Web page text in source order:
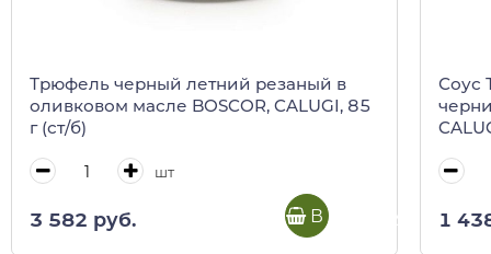
Трюфель черный летний резаный в
оливковом масле BOSCOR, CALUGI, 85
г (ст/б)
шт
3 582 руб. В корзину
Соус
1